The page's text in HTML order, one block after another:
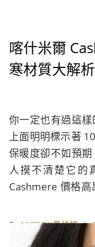
喀什米爾
寒材質大解析
你一定也有過這
上面明明標示著
保暖度卻不如預
人摸不清楚它的
Cashmere 價格
花大錢又吃悶虧，
消費者！
By LUXJOY風格誌|